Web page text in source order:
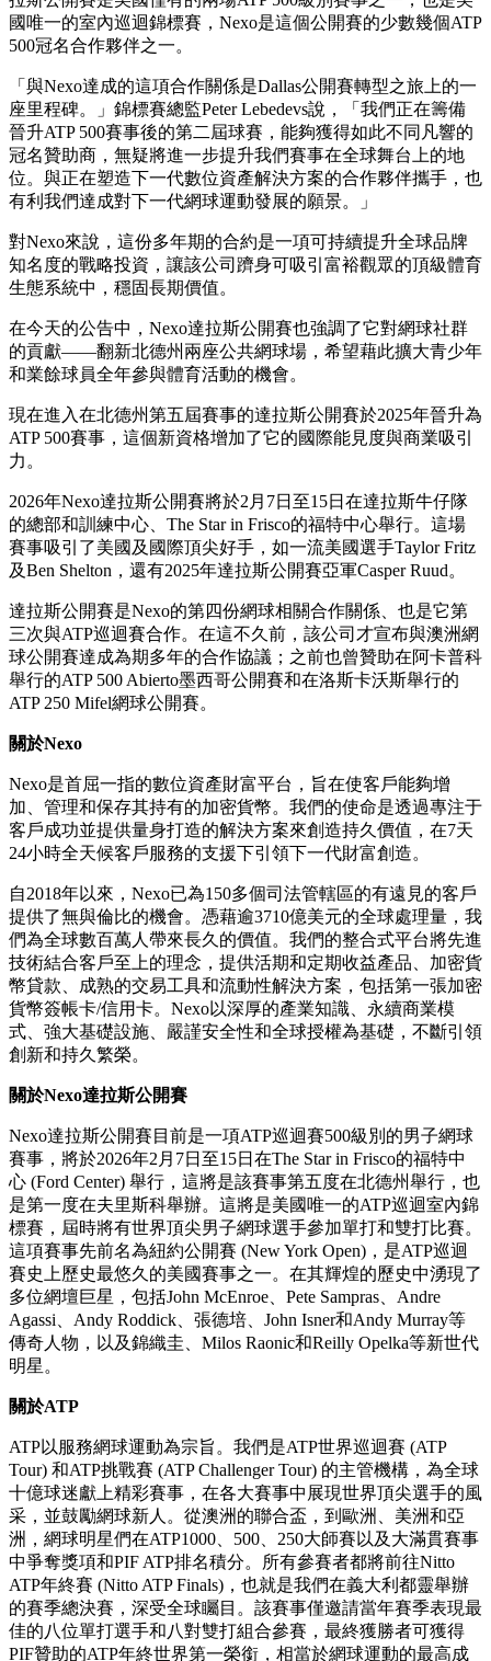
國唯一的室內巡迴錦標賽，Nexo是這個公開賽的少數幾個ATP
500冠名合作夥伴之一。
「與Nexo達成的這項合作關係是Dallas公開賽轉型之旅上的一
座里程碑。」錦標賽總監Peter Lebedevs說，「我們正在籌備
晉升ATP 500賽事後的第二屆球賽，能夠獲得如此不同凡響的
冠名贊助商，無疑將進一步提升我們賽事在全球舞台上的地
位。與正在塑造下一代數位資產解決方案的合作夥伴攜手，也
有利我們達成對下一代網球運動發展的願景。」
對Nexo來說，這份多年期的合約是一項可持續提升全球品牌
知名度的戰略投資，讓該公司躋身可吸引富裕觀眾的頂級體育
生態系統中，穩固長期價值。
在今天的公告中，Nexo達拉斯公開賽也強調了它對網球社群
的貢獻——翻新北德州兩座公共網球場，希望藉此擴大青少年
和業餘球員全年參與體育活動的機會。
現在進入在北德州第五屆賽事的達拉斯公開賽於2025年晉升為
ATP 500賽事，這個新資格增加了它的國際能見度與商業吸引
力。
2026年Nexo達拉斯公開賽將於2月7日至15日在達拉斯牛仔隊
的總部和訓練中心、The Star in Frisco的福特中心舉行。這場
賽事吸引了美國及國際頂尖好手，如一流美國選手Taylor Fritz
及Ben Shelton，還有2025年達拉斯公開賽亞軍Casper Ruud。
達拉斯公開賽是Nexo的第四份網球相關合作關係、也是它第
三次與ATP巡迴賽合作。在這不久前，該公司才宣布與澳洲網
球公開賽達成為期多年的合作協議；之前也曾贊助在阿卡普科
舉行的ATP 500 Abierto墨西哥公開賽和在洛斯卡沃斯舉行的
ATP 250 Mifel網球公開賽。
關於Nexo
Nexo是首屈一指的數位資產財富平台，旨在使客戶能夠增
加、管理和保存其持有的加密貨幣。我們的使命是透過專注于
客戶成功並提供量身打造的解決方案來創造持久價值，在7天
24小時全天候客戶服務的支援下引領下一代財富創造。
自2018年以來，Nexo已為150多個司法管轄區的有遠見的客戶
提供了無與倫比的機會。憑藉逾3710億美元的全球處理量，我
們為全球數百萬人帶來長久的價值。我們的整合式平台將先進
技術結合客戶至上的理念，提供活期和定期收益產品、加密貨
幣貸款、成熟的交易工具和流動性解決方案，包括第一張加密
貨幣簽帳卡/信用卡。Nexo以深厚的產業知識、永續商業模
式、強大基礎設施、嚴謹安全性和全球授權為基礎，不斷引領
創新和持久繁榮。
關於Nexo達拉斯公開賽
Nexo達拉斯公開賽目前是一項ATP巡迴賽500級別的男子網球
賽事，將於2026年2月7日至15日在The Star in Frisco的福特中
心 (Ford Center) 舉行，這將是該賽事第五度在北德州舉行，也
是第一度在夫里斯科舉辦。這將是美國唯一的ATP巡迴室內錦
標賽，屆時將有世界頂尖男子網球選手參加單打和雙打比賽。
這項賽事先前名為紐約公開賽 (New York Open)，是ATP巡迴
賽史上歷史最悠久的美國賽事之一。在其輝煌的歷史中湧現了
多位網壇巨星，包括John McEnroe、Pete Sampras、Andre
Agassi、Andy Roddick、張德培、John Isner和Andy Murray等
傳奇人物，以及錦織圭、Milos Raonic和Reilly Opelka等新世代
明星。
關於ATP
ATP以服務網球運動為宗旨。我們是ATP世界巡迴賽 (ATP
Tour) 和ATP挑戰賽 (ATP Challenger Tour) 的主管機構，為全球
十億球迷獻上精彩賽事，在各大賽事中展現世界頂尖選手的風
采，並鼓勵網球新人。從澳洲的聯合盃，到歐洲、美洲和亞
洲，網球明星們在ATP1000、500、250大師賽以及大滿貫賽事
中爭奪獎項和PIF ATP排名積分。所有參賽者都將前往Nitto
ATP年終賽 (Nitto ATP Finals)，也就是我們在義大利都靈舉辦
的賽季總決賽，深受全球矚目。該賽事僅邀請當年賽季表現最
佳的八位單打選手和八對雙打組合參賽，最終獲勝者可獲得
PIF贊助的ATP年終世界第一榮銜，相當於網球運動的最高成